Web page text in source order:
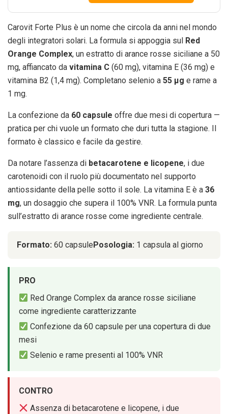
Carovit Forte Plus è un nome che circola da anni nel mondo
degli integratori solari. La formula si appoggia sul Red
Orange Complex, un estratto di arance rosse siciliane a 50
mg, affiancato da vitamina C (60 mg), vitamina E (36 mg) e
vitamina B2 (1,4 mg). Completano selenio a 55 μg e rame a
1 mg.
La confezione da 60 capsule offre due mesi di copertura —
pratica per chi vuole un formato che duri tutta la stagione. Il
formato è classico e facile da gestire.
Da notare l’assenza di betacarotene e licopene, i due
carotenoidi con il ruolo più documentato nel supporto
antiossidante della pelle sotto il sole. La vitamina E è a 36
mg, un dosaggio che supera il 100% VNR. La formula punta
sull’estratto di arance rosse come ingrediente centrale.
Formato: 60 capsule Posologia: 1 capsula al giorno
PRO
Red Orange Complex da arance rosse siciliane
come ingrediente caratterizzante
Confezione da 60 capsule per una copertura di due
mesi
Selenio e rame presenti al 100% VNR
CONTRO
Assenza di betacarotene e licopene, i due